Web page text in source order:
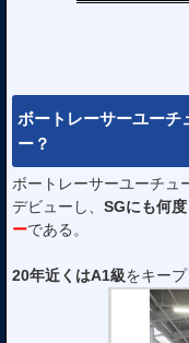
ボートレーサーユーチ
ー？
ボートレーサーユーチュ
デビューし、 SGにも何
ーである。
20年近くはA1級をキー